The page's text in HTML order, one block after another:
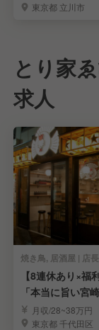
東京都 立川市
とり家
求人
焼き鳥, 居酒屋 | 店
【8連休あり×福
「本当に旨い宮
くのお客様に。
月収/28~38万円
東京都 千代田区